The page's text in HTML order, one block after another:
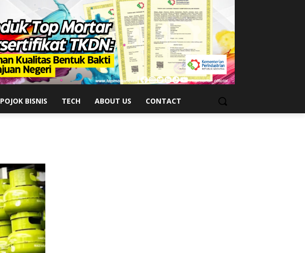
POJOK BISNIS TECH ABOUT US CONTACT